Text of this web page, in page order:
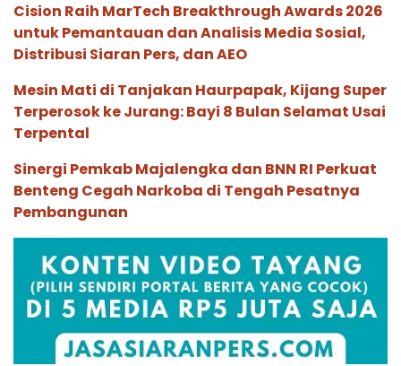
Cision Raih MarTech Breakthrough Awards 2026
untuk Pemantauan dan Analisis Media Sosial,
Distribusi Siaran Pers, dan AEO
Mesin Mati di Tanjakan Haurpapak, Kijang Super
Terperosok ke Jurang: Bayi 8 Bulan Selamat Usai
Terpental
Sinergi Pemkab Majalengka dan BNN RI Perkuat
Benteng Cegah Narkoba di Tengah Pesatnya
Pembangunan